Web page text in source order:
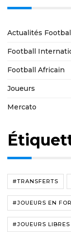
Actualités
Football
Football Africain
Joueurs
Mercato
#TRANSFERTS
#JOUEURS EN
#JOUEURS LIBRES